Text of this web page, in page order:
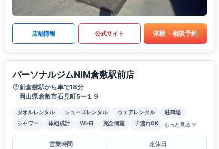
店舗情報 公式サイト 体験・相談予約
パーソナルジムNIM倉敷駅前店
新倉敷駅から車で18分
岡山県倉敷市石見町5ー１９
タオルレンタル シューズレンタル ウェアレンタル
駐車場
シャワー
体組成計 Wi-Fi 完全個室 子連れOK もっと見る
営業時間
定休日